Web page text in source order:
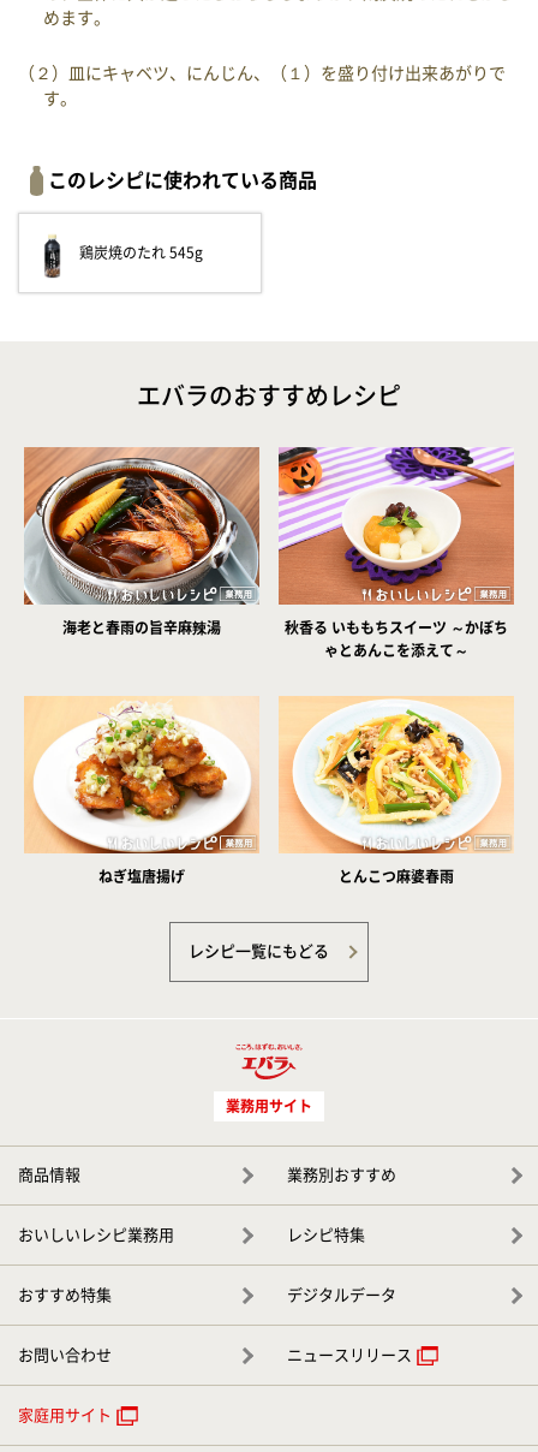
めます。
（２）皿にキャベツ、にんじん、（１）を盛り付け出来あがりで
す。
このレシピに使われている商品
鶏炭焼のたれ 545g
エバラのおすすめレシピ
海老と春雨の旨辛麻辣湯
秋香る いももちスイーツ ～かぼち
ゃとあんこを添えて～
ねぎ塩唐揚げ とんこつ麻婆春雨
レシピ一覧にもどる
業務用サイト
商品情報 業務別おすすめ
おいしいレシピ業務用 レシピ特集
おすすめ特集 デジタルデータ
お問い合わせ ニュースリリース
家庭用サイト